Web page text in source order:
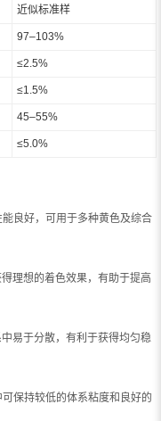
近似标准样
97–103%
≤2.5%
≤1.5%
45–55%
≤5.0%
良好，可用于多种黄色及综合
理想的着色效果，有助于提高
易于分散，有利于获得均匀稳
保持较低的体系粘度和良好的